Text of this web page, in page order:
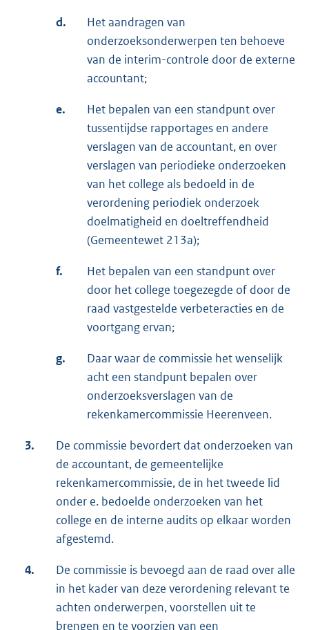
d.
Het aandragen van
onderzoeksonderwerpen ten behoeve
van de interim-controle door de externe
accountant;
e.
Het bepalen van een standpunt over
tussentijdse rapportages en andere
verslagen van de accountant, en over
verslagen van periodieke onderzoeken
van het college als bedoeld in de
verordening periodiek onderzoek
doelmatigheid en doeltreffendheid
(Gemeentewet 213a);
f.
Het bepalen van een standpunt over
door het college toegezegde of door de
raad vastgestelde verbeteracties en de
voortgang ervan;
g.
Daar waar de commissie het wenselijk
acht een standpunt bepalen over
onderzoeksverslagen van de
rekenkamercommissie Heerenveen.
3.
De commissie bevordert dat onderzoeken van
de accountant, de gemeentelijke
rekenkamercommissie, de in het tweede lid
onder e. bedoelde onderzoeken van het
college en de interne audits op elkaar worden
afgestemd.
4.
De commissie is bevoegd aan de raad over alle
in het kader van deze verordening relevant te
achten onderwerpen, voorstellen uit te
brengen en te voorzien van een